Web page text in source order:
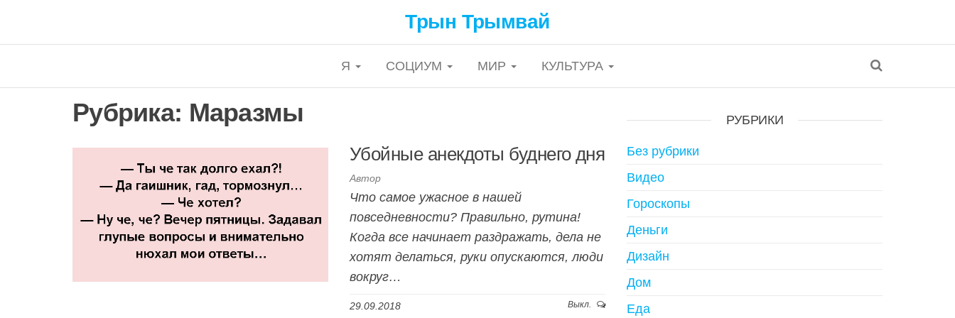
Трын Трымвай
Я СОЦИУМ МИР КУЛЬТУРА
Рубрика: Маразмы
Убойные анекдоты буднего дня
Автор
Что самое ужасное в нашей
повседневности? Правильно, рутина!
Когда все начинает раздражать, дела не
хотят делаться, руки опускаются, люди
вокруг…
29.09.2018 Выкл.
РУБРИКИ
Без рубрики
Видео
Гороскопы
Деньги
Дизайн
Дом
Еда